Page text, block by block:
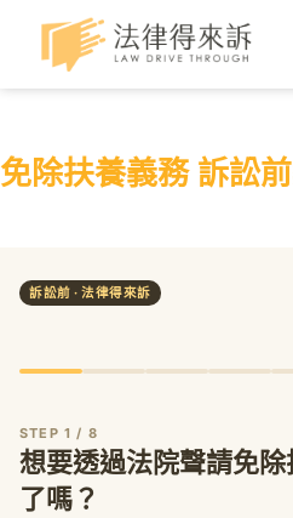
免除扶養義務 訴訟
訴訟前 · 法律得來訴
STEP 1 / 8
想要透過法院聲請免
了嗎？